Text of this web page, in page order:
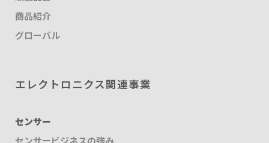
商品紹介
グローバル
エレクトロニクス関連事業
センサー
センサービジネスの強み